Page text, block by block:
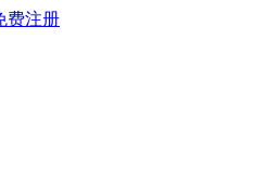
费注册